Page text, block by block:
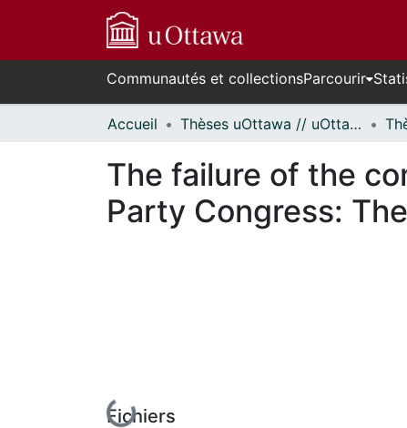
Communautés et collectionsParcourir
Accueil Thèses uOttawa // uOttawa Theses
The failure of the
Party Congress:
En cours de chargement...
Fichiers